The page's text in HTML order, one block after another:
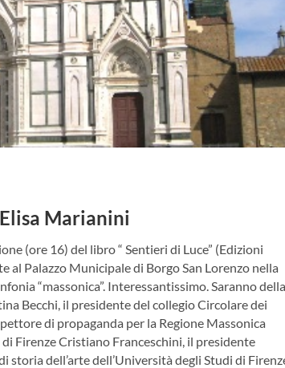
Marianini
(ore 16) del libro “ Sentieri di Luce” (Edizioni
al Palazzo Municipale di Borgo San Lorenzo nella
“massonica”. Interessantissimo. Saranno della
Becchi, il presidente del collegio Circolare dei
di propaganda per la Regione Massonica
Firenze Cristiano Franceschini, il presidente
storia dell’arte dell’Università degli Studi di